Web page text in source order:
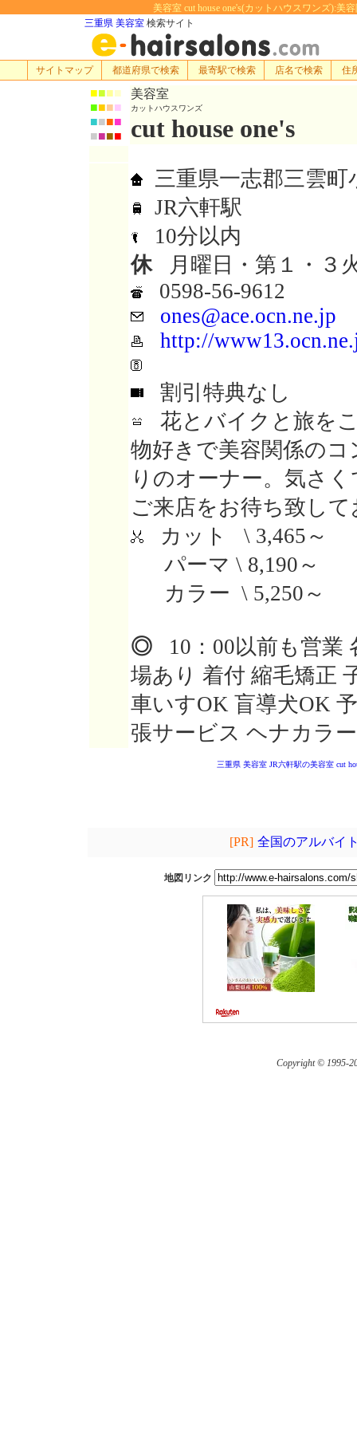
美容室 cut house one's(カットハウスワンズ):美
三重県 美容室 検索サイト
サイトマップ 都道府県で検索 最寄駅で検索 店名で検索 住
■■■■
■■■■
■■■■
■■■■
美容室
カットハウスワンズ
cut house one's
三重県一志郡三雲町
JR六軒駅
10分以内
休月曜日・第１・３
0598-56-9612
ones@ace.ocn.ne.jp
http://
割引特典なし
花とバイクと旅を
物好きで美容関係の
りのオーナー。気さ
ご来店をお待ち致し
カット \ 3,465～
パーマ \ 8,190～
カラー \ 5,250～
◎ 10：00以前も営業
場あり 着付 縮毛矯正
車いすOK 盲導犬OK
張サービス ヘナカラ
三重県 美容室 JR六軒駅の美容室 cut
[PR] 全国のアルバイ
地図リンク
Copyright © 1995-